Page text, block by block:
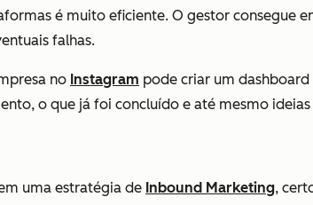
é muito eficiente. O gestor consegue
falhas.
no Instagram pode criar um
o que já foi concluído e até mesmo
uma estratégia de Inbound Marketing,